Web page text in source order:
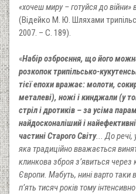
«хочеш миру – готуйся до війни»
(Відейко М. Ю. Шляхами
2007. – С. 189).
«Набір озброєння, що його
розкопок трипільсько-
тієї епохи вражає: молоти,
металеві), ножі і кинджали (у
стріл і дротиків – за усіма
найдосконаліший і
частині Старого Світу... До речі,
яка традиційно вважається
клинкова зброя з’явиться через
Європи. Мабуть, нині варто таки
п’ять тисяч років тому